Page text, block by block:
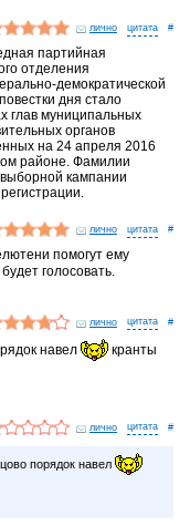
лично #
партийная
отделения
демократической
дня стало
глав муниципальных
органов
на 24 апреля 2016
районе. Фамилии
кампании
лично #
помогут ему
голосовать.
лично #
навел
кранты
лично #
порядок навел